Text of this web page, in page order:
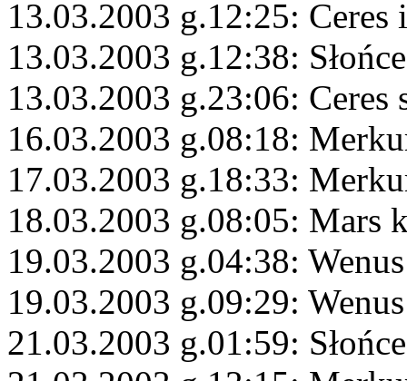
13.03.2003 g.12:25: Ceres
13.03.2003 g.12:38:
13.03.2003 g.23:06: Ceres
16.03.2003 g.08:18:
17.03.2003 g.18:33:
18.03.2003 g.08:05: Mars
19.03.2003 g.04:38:
19.03.2003 g.09:29:
21.03.2003 g.01:59: